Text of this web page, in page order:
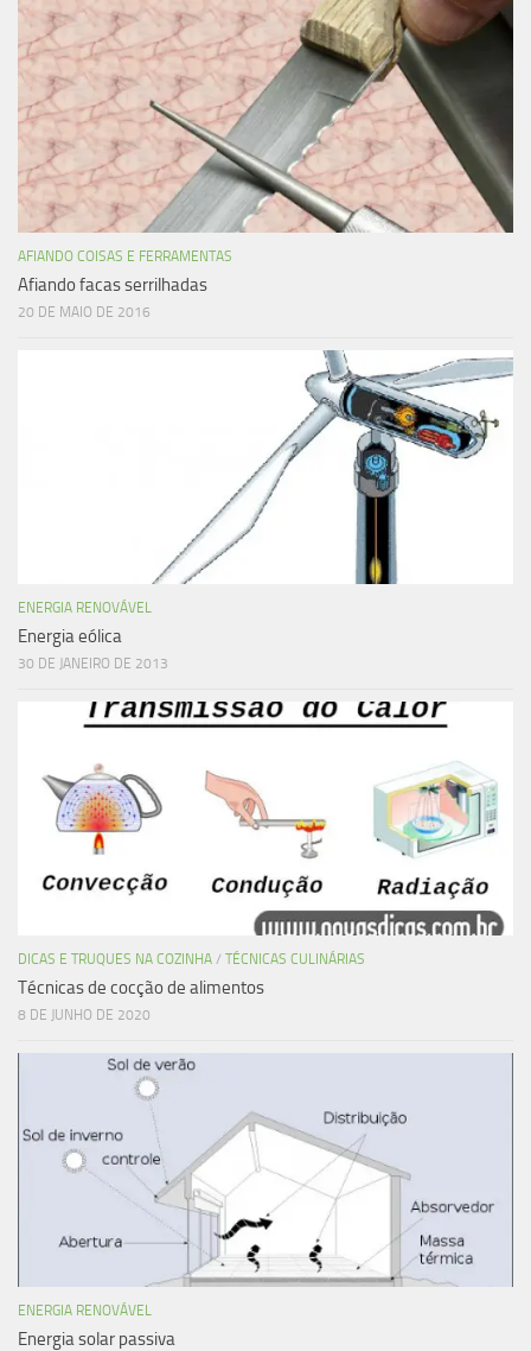
AFIANDO COISAS E FERRAMENTAS
Afiando facas serrilhadas
20 DE MAIO DE 2016
ENERGIA RENOVÁVEL
Energia eólica
30 DE JANEIRO DE 2013
DICAS E TRUQUES NA COZINHA / TÉCNICAS CULINÁRIAS
Técnicas de cocção de alimentos
8 DE JUNHO DE 2020
ENERGIA RENOVÁVEL
Energia solar passiva